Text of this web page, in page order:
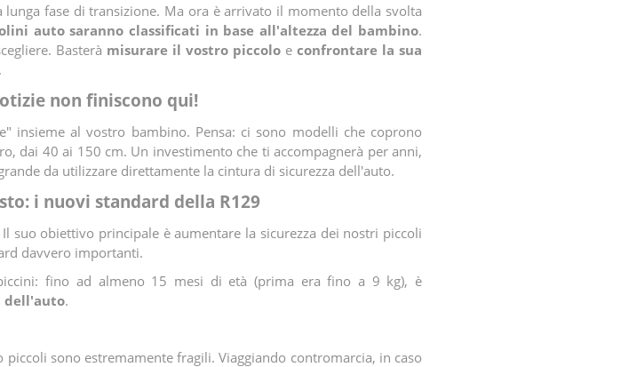
fase di transizione. Ma ora è arrivato il momento della svolta
auto saranno classificati in base all'altezza del bambino.
Basterà misurare il vostro piccolo e confrontare la sua
non finiscono qui!
insieme al vostro bambino. Pensa: ci sono modelli che coprono
dai 40 ai 150 cm. Un investimento che ti accompagnerà per anni,
da utilizzare direttamente la cintura di sicurezza dell'auto.
i nuovi standard della R129
suo obiettivo principale è aumentare la sicurezza dei nostri piccoli
davvero importanti.
fino ad almeno 15 mesi di età (prima era fino a 9 kg), è
dell'auto.
sono estremamente fragili. Viaggiando contromarcia, in caso